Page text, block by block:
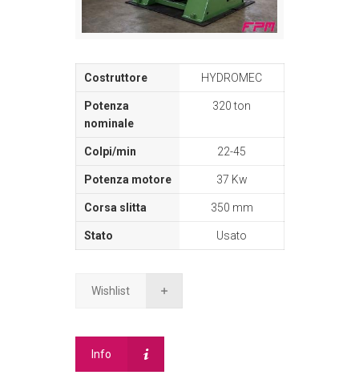
HYDROMEC
320 ton
22-45
37 Kw
350 mm
Usato
Wishlist
Info